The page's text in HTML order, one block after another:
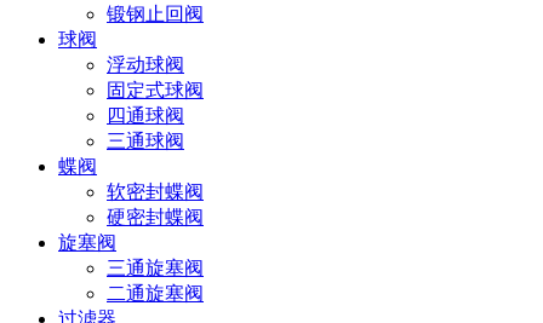
锻钢止回阀
球阀
浮动球阀
固定式球阀
四通球阀
三通球阀
蝶阀
软密封蝶阀
硬密封蝶阀
旋塞阀
三通旋塞阀
二通旋塞阀
过滤器